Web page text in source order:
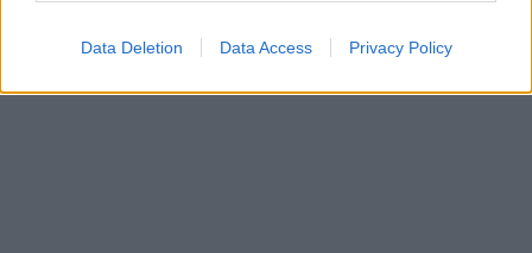
Data Deletion Data Access Privacy Policy